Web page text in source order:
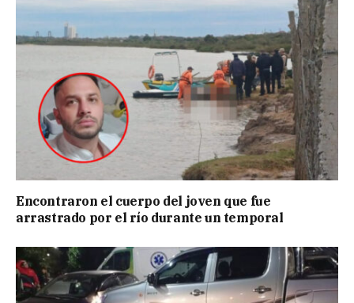
Encontraron el cuerpo del joven que fue
arrastrado por el río durante un temporal